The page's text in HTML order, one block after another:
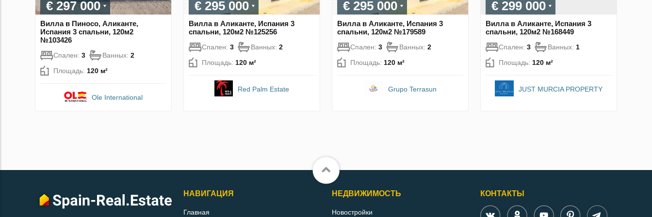
€ 297 000
Вилла в Пиносо, Аликанте,
Испания 3 спальни, 120м2
№103426
Спален: 3 Ванных: 2
Площадь: 120 м²
Ole International
€ 295 000
Вилла в Аликанте, Испания 3
спальни, 120м2 №125256
Спален: 3 Ванных: 2
Площадь: 120 м²
Red Palm Estate
€ 295 000
Вилла в Аликанте, Испания 3
спальни, 120м2 №179589
Спален: 3 Ванных: 2
Площадь: 120 м²
Grupo Terrasun
€ 299 000
Вилла в Аликанте, Испания 3
спальни, 120м2 №168449
Спален: 3 Ванных: 1
Площадь: 120 м²
JUST MURCIA PROPERTY
НАВИГАЦИЯ
Главная
НЕДВИЖИМОСТЬ
Новостройки
КОНТАКТЫ